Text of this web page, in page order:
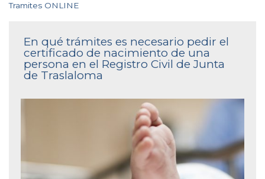
Tramites ONLINE
En qué trámites es necesario pedir el
certificado de nacimiento de una
persona en el Registro Civil de Junta
de Traslaloma